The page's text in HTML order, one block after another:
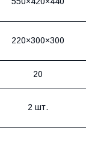
220×300×300
20
2 шт.